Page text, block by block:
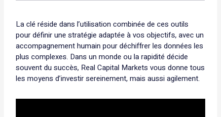
La clé réside dans l’utilisation combinée de ces outils
pour définir une stratégie adaptée à vos objectifs, avec un
accompagnement humain pour déchiffrer les données les
plus complexes. Dans un monde ou la rapidité décide
souvent du succès, Real Capital Markets vous donne tous
les moyens d’investir sereinement, mais aussi agilement.